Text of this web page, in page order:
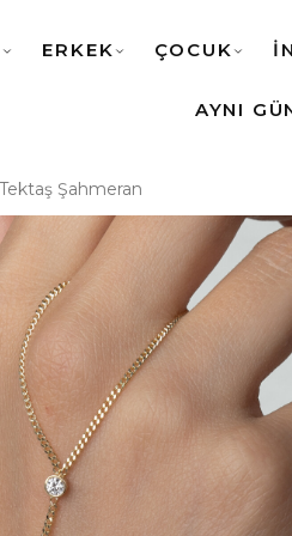
ERKEK ÇOCUK
AYNI
Şahmeran